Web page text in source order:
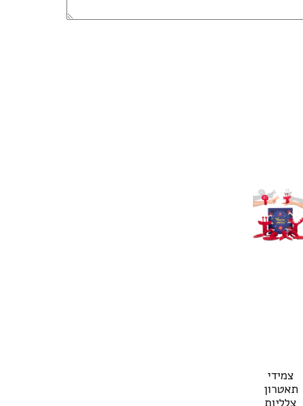
צמידי
תאטרון
צלליות